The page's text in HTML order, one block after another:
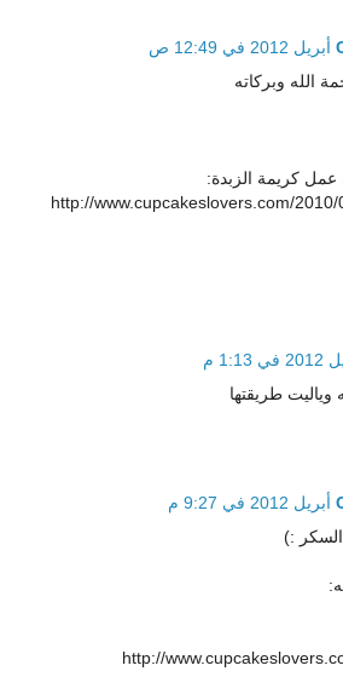
الله وبركاته
كريمة الزبدة:
http://www.cupcakeslovers.com/
وياليت طريقتها
السكر :)
http://